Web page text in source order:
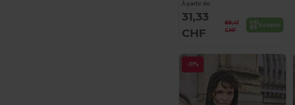
À partir de:
31,33
CHF
88,41
CHF
Acheter
-31%